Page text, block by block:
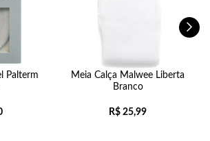
Palterm
Meia Calça Malwee Liberta
Branco
R$ 25,99